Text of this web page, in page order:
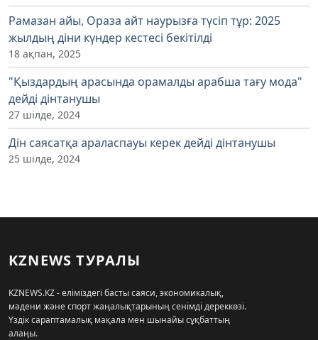
Рамазан айы, Ораза айт наурызға түсіп тұр: 2025
жылдың діни күндер кестесі бекітілді
18 ақпан, 2025
"Қыздардың арасында орамалды арабша тағу мода"
дейді дінтанушы
27 шілде, 2024
Дін саясатқа араласпауы керек дейді дінтанушы
25 шілде, 2024
KZNEWS ТУРАЛЫ
KZNEWS.KZ - еліміздегі басты саяси, экономикалық,
мәдени және спорт жаңалықтарының сенімді дереккөзі.
Үздік сараптамалық мақала мен шынайы сұқбаттың
алаңы.